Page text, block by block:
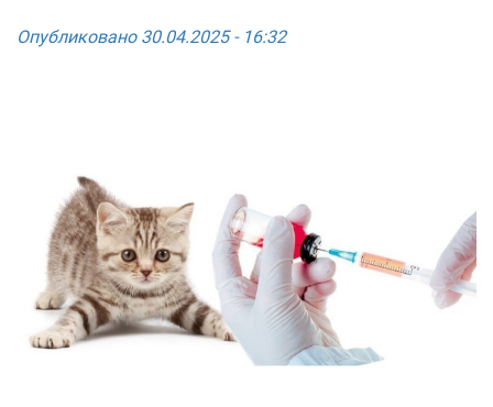
Укр Рус Eng
Опубликовано 30.04.2025 - 16:32